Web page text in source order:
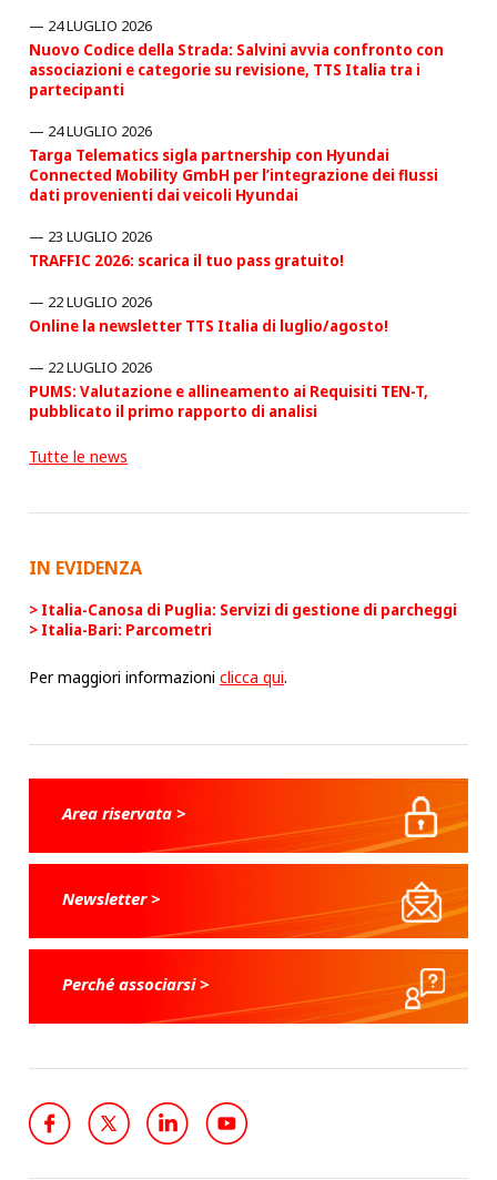
24 LUGLIO 2026
Nuovo Codice della Strada: Salvini avvia confronto con
associazioni e categorie su revisione, TTS Italia tra i
partecipanti
24 LUGLIO 2026
Targa Telematics sigla partnership con Hyundai
Connected Mobility GmbH per l’integrazione dei flussi
dati provenienti dai veicoli Hyundai
23 LUGLIO 2026
TRAFFIC 2026: scarica il tuo pass gratuito!
22 LUGLIO 2026
Online la newsletter TTS Italia di luglio/agosto!
22 LUGLIO 2026
PUMS: Valutazione e allineamento ai Requisiti TEN-T,
pubblicato il primo rapporto di analisi
Tutte le news
IN EVIDENZA
Italia-Canosa di Puglia: Servizi di gestione di parcheggi
Italia-Bari: Parcometri
Per maggiori informazioniclicca qui.
Area riservata >
Newsletter >
Perché associarsi >